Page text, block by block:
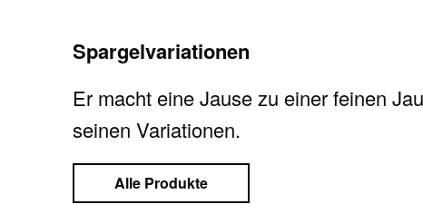
Spargelvariationen
Er macht eine Jause zu einer feinen
seinen Variationen.
Alle Produkte